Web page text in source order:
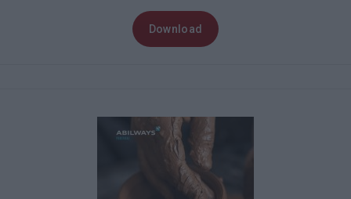
Download